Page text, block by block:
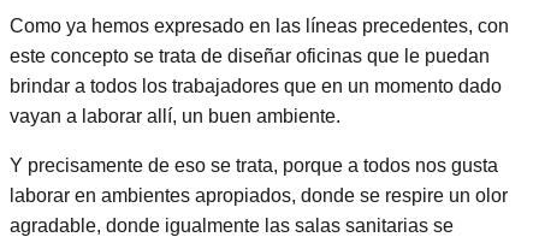
Como ya hemos expresado en las líneas precedentes, con
este concepto se trata de diseñar oficinas que le puedan
brindar a todos los trabajadores que en un momento dado
vayan a laborar allí, un buen ambiente.
Y precisamente de eso se trata, porque a todos nos gusta
laborar en ambientes apropiados, donde se respire un olor
agradable, donde igualmente las salas sanitarias se